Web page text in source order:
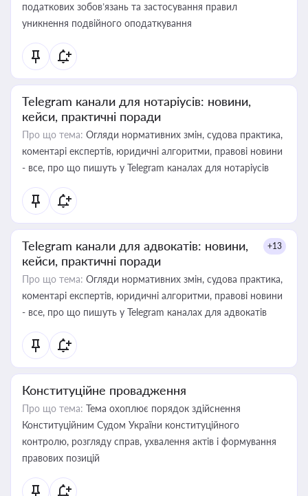
податкових зобов’язань та застосування правил
уникнення подвійного оподаткування
Telegram канали для нотаріусів: новини,
кейси, практичні поради
Про що тема: Огляди нормативних змін, судова практика,
коментарі експертів, юридичні алгоритми, правові новини
- все, про що пишуть у Telegram каналах для нотаріусів
Telegram канали для адвокатів: новини,
кейси, практичні поради
+13
Про що тема: Огляди нормативних змін, судова практика,
коментарі експертів, юридичні алгоритми, правові новини
- все, про що пишуть у Telegram каналах для адвокатів
Конституційне провадження
Про що тема: Тема охоплює порядок здійснення
Конституційним Судом України конституційного
контролю, розгляду справ, ухвалення актів і формування
правових позицій